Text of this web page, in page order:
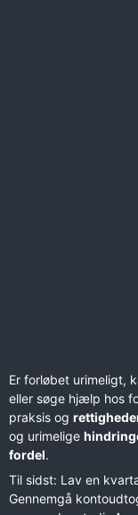
Er forløbet urimeligt,
eller søge hjælp hos
praksis og
og urimelige
fordel.
Til sidst: Lav en
Gennemgå